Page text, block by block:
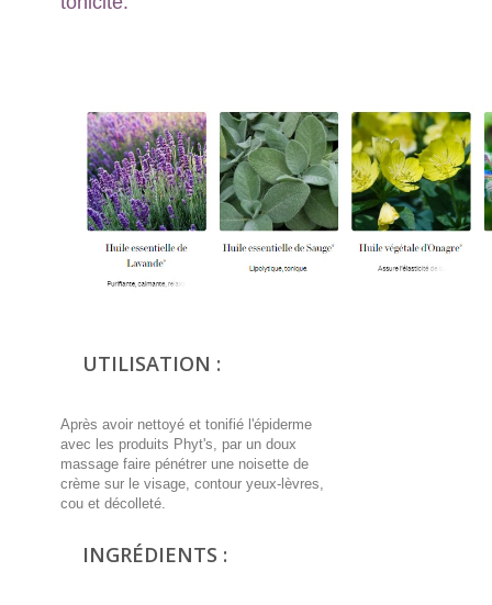
UTILISATION :
Après avoir nettoyé et tonifié l'épiderme
avec les produits Phyt's, par un doux
massage faire pénétrer une noisette de
crème sur le visage, contour yeux-lèvres,
cou et décolleté.
INGRÉDIENTS :